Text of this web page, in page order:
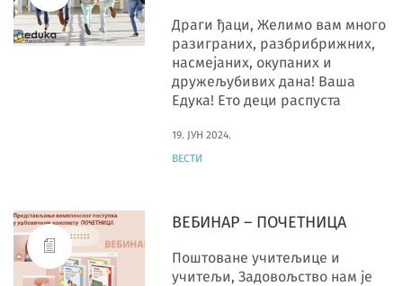
Драги ђаци, Желимо вам много
разиграних, разбрибрижних,
насмејаних, окупаних и
дружељубивих дана! Ваша
Едука! Ето деци распуста
19. ЈУН 2024.
ВЕСТИ
ВЕБИНАР – ПОЧЕТНИЦА
Поштоване учитељице и
учитељи, Задовољство нам је